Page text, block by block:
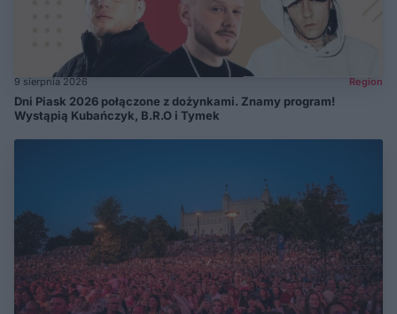
9 sierpnia 2026 Region
Dni Piask 2026 połączone z dożynkami. Znamy program!
Wystąpią Kubańczyk, B.R.O i Tymek